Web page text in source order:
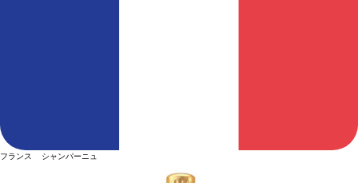
フランス シャンパーニュ